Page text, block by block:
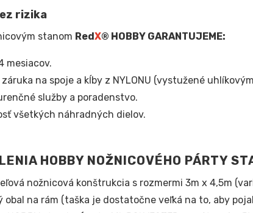
rizika
stanom RedX® HOBBYGARANTUJEME:
mesiacov.
na spoje a kĺby z NYLONU (vystužené
služby a poradenstvo.
všetkých náhradných dielov.
HOBBY NOŽNICOVÉHO PÁRTY
nožnicová konštrukcia s rozmermi 3m x 4,5m
obal na rám (taška je dostatočne veľká na to, aby